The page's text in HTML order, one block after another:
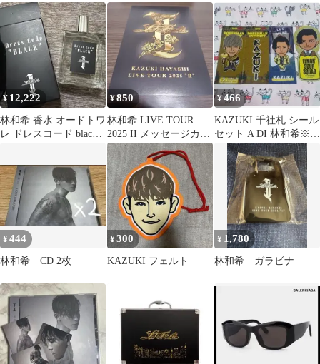
付】東京 初回生産限定
ード） 林和希
¥ 12,222
林和希 香水 オードトワ
レ ドレスコード black
¥850
林和希 LIVE TOUR
2025 II メッセージカー
ド
¥466
KAZUKI 千社札 シール
セット A DI 林和希※最
終値
¥444
林和希 CD 2枚
¥300
KAZUKI フェルト
¥ 1,780
林和希 ガラビナ